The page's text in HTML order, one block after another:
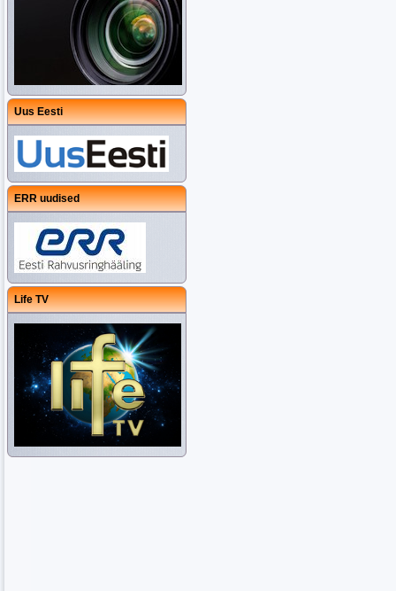
Uus Eesti
ERR uudised
Life TV